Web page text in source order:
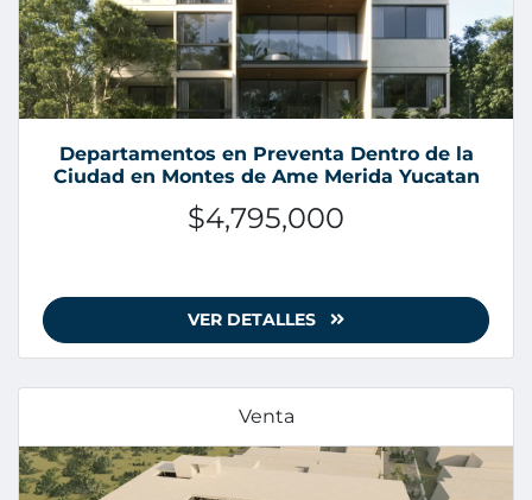
Departamentos en Preventa Dentro de la
Ciudad en Montes de Ame Merida Yucatan
$4,795,000
VER DETALLES
Venta